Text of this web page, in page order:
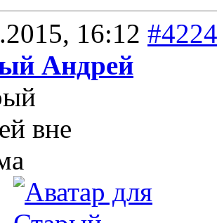
16:12 #4224
Андрей